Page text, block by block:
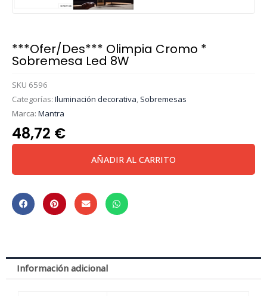
***Ofer/Des*** Olimpia Cromo *
Sobremesa Led 8W
SKU 6596
Categorías: Iluminación decorativa, Sobremesas
Marca: Mantra
48,72 €
*
Sobremesa
AÑADIR AL CARRITO
Información adicional